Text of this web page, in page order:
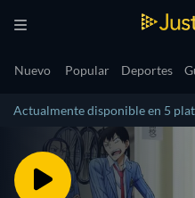
Nuevo Popular Deportes
Actualmente disponible en 5